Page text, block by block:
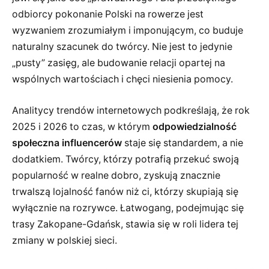
odbiorcy pokonanie Polski na rowerze jest
wyzwaniem zrozumiałym i imponującym, co buduje
naturalny szacunek do twórcy. Nie jest to jedynie
„pusty” zasięg, ale budowanie relacji opartej na
wspólnych wartościach i chęci niesienia pomocy.
Analitycy trendów internetowych podkreślają, że rok
2025 i 2026 to czas, w którym odpowiedzialność
społeczna influencerów staje się standardem, a nie
dodatkiem. Twórcy, którzy potrafią przekuć swoją
popularność w realne dobro, zyskują znacznie
trwalszą lojalność fanów niż ci, którzy skupiają się
wyłącznie na rozrywce. Łatwogang, podejmując się
trasy Zakopane-Gdańsk, stawia się w roli lidera tej
zmiany w polskiej sieci.